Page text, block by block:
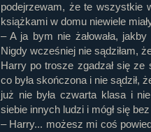
podejrzewam, że te wszystkie
książkami w domu niewiele
– A ja bym nie żałowała,
Nigdy wcześniej nie sądziłam,
Harry po trosze zgadzał się
co była skończona i nie sądził,
już nie była czwarta klasa i
siebie innych ludzi i mógł się
– Harry... możesz mi coś